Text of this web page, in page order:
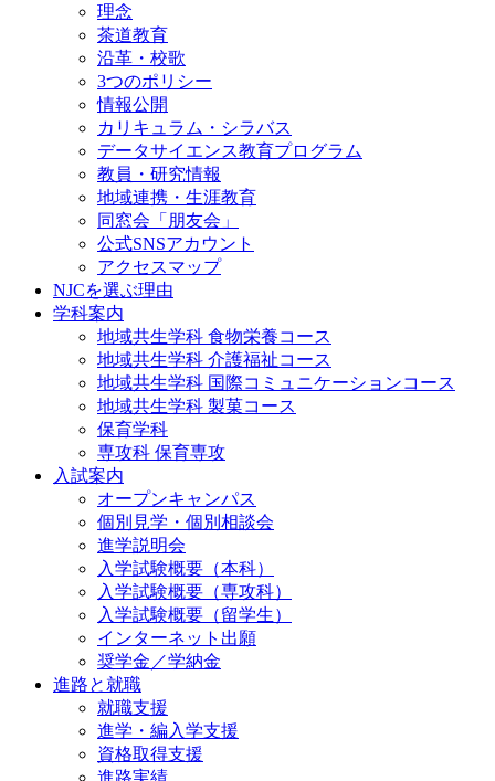
理念
茶道教育
沿革・校歌
3つのポリシー
情報公開
カリキュラム・シラバス
データサイエンス教育プログラム
教員・研究情報
地域連携・生涯教育
同窓会「朋友会」
公式SNSアカウント
アクセスマップ
NJCを選ぶ理由
学科案内
地域共⽣学科 ⾷物栄養コース
地域共生学科 介護福祉コース
地域共生学科 国際コミュニケーションコース
地域共⽣学科 製菓コース
保育学科
専攻科 保育専攻
入試案内
オープンキャンパス
個別⾒学・個別相談会
進学説明会
入学試験概要（本科）
入学試験概要（専攻科）
入学試験概要（留学生）
インターネット出願
奨学金／学納金
進路と就職
就職支援
進学・編入学支援
資格取得⽀援
進路実績